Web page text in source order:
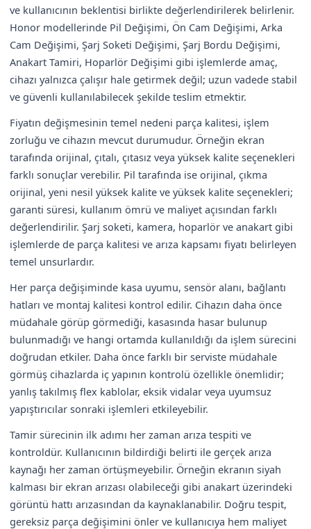
ve kullanıcının beklentisi birlikte değerlendirilerek belirlenir.
Honor modellerinde Pil Değişimi, Ön Cam Değişimi, Arka
Cam Değişimi, Şarj Soketi Değişimi, Şarj Bordu Değişimi,
Anakart Tamiri, Hoparlör Değişimi gibi işlemlerde amaç,
cihazı yalnızca çalışır hale getirmek değil; uzun vadede stabil
ve güvenli kullanılabilecek şekilde teslim etmektir.
Fiyatın değişmesinin temel nedeni parça kalitesi, işlem
zorluğu ve cihazın mevcut durumudur. Örneğin ekran
tarafında orijinal, çıtalı, çıtasız veya yüksek kalite seçenekleri
farklı sonuçlar verebilir. Pil tarafında ise orijinal, çıkma
orijinal, yeni nesil yüksek kalite ve yüksek kalite seçenekleri;
garanti süresi, kullanım ömrü ve maliyet açısından farklı
değerlendirilir. Şarj soketi, kamera, hoparlör ve anakart gibi
işlemlerde de parça kalitesi ve arıza kapsamı fiyatı belirleyen
temel unsurlardır.
Her parça değişiminde kasa uyumu, sensör alanı, bağlantı
hatları ve montaj kalitesi kontrol edilir. Cihazın daha önce
müdahale görüp görmediği, kasasında hasar bulunup
bulunmadığı ve hangi ortamda kullanıldığı da işlem sürecini
doğrudan etkiler. Daha önce farklı bir serviste müdahale
görmüş cihazlarda iç yapının kontrolü özellikle önemlidir;
yanlış takılmış flex kablolar, eksik vidalar veya uyumsuz
yapıştırıcılar sonraki işlemleri etkileyebilir.
Tamir sürecinin ilk adımı her zaman arıza tespiti ve
kontroldür. Kullanıcının bildirdiği belirti ile gerçek arıza
kaynağı her zaman örtüşmeyebilir. Örneğin ekranın siyah
kalması bir ekran arızası olabileceği gibi anakart üzerindeki
görüntü hattı arızasından da kaynaklanabilir. Doğru tespit,
gereksiz parça değişimini önler ve kullanıcıya hem maliyet